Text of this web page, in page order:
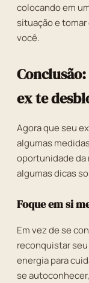
colocando em
situação e
você.
ex te
Agora que seu
algumas
oportunidade da
algumas dicas
Foque em si
Em vez de se
reconquistar
energia para
se